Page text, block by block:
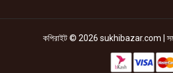
কপিরাইট © 2026 sukhibazar.com |